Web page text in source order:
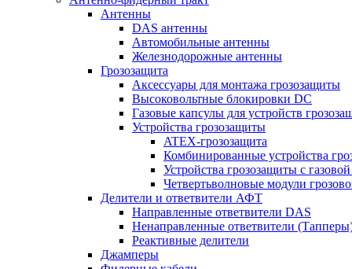
Антенны
DAS антенны
Автомобильные антенны
Железнодорожные антенны
Грозозащита
Аксессуары для монтажа грозозащиты
Высоковольтные блокировки DC
Газовые капсулы для устройств
Устройства грозозащиты
ATEX-грозозащита
Комбинированные устройства
Устройства грозозащиты с
Четвертьволновые модули
Делители и ответвители АФТ
Направленные ответвители DAS
Ненаправленные ответвители
Реактивные делители
Джамперы